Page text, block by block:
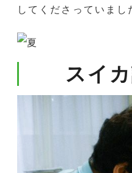
してくださっていまし
スイ